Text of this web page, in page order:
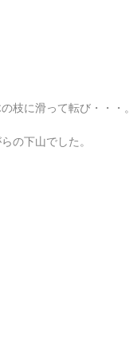
枝に滑って転び・・・。
の下山でした。